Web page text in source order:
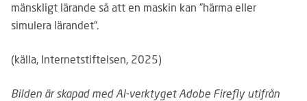
mänskligt lärande så att en maskin kan ”härma eller
simulera lärandet”.
(källa, Internetstiftelsen, 2025)
Bilden är skapad med AI-verktyget Adobe Firefly utifrån